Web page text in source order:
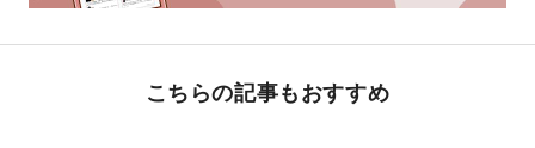
こちらの記事もおすすめ